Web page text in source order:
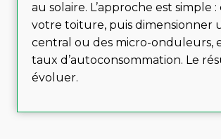
au solaire. L’approche est
votre toiture, puis
central ou des micro-onduleurs,
taux d’autoconsommation. Le
évoluer.